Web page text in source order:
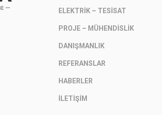
ELEKTRIK – TESISAT
PROJE – MÜHENDISLIK
DANIŞMANLIK
REFERANSLAR
HABERLER
İLETIŞIM